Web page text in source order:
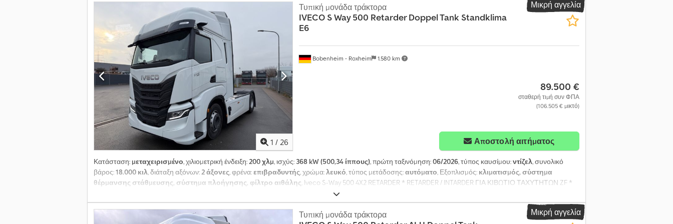
Μικρή αγγελία
1 / 26
Bobenheim - Roxheim 1.580 km
Τυπική μονάδα τράκτορα
IVECO S Way 500 Retarder Doppel Tank Standklima
E6
89.500 €
σταθερή τιμή συν ΦΠΑ
(106.505 € μικτό)
Αποστολή αιτήματος
Κατάσταση: μεταχειρισμένο, χιλιομετρική ένδειξη:200 χλμ, ισχύς: 368 kW (500,34 ίππους), πρώτη ταξινόμηση:06/2026, τύπος καυσίμου:ντίζελ, συνολικό
βάρος:18.000 κιλ, διάταξη αξόνων:2 άξονες, φρένα:επιβραδυντής, χρώμα:λευκό, τύπος μετάδοσης:αυτόματο, Εξοπλισμός: κλιματισμός, σύστημα
θέρμανσης στάθμευσης, σύστημα πλοήγησης, φίλτρο αιθάλης, Iveco S-Way 500 4X2 RETARDER * RETARDER / INTARDER ΓΙΑ ΚΙΒΩΤΙΟ ΤΑΧΥΤΗΤΩΝ ZF *
ΔΙΑΦΑΝΕΣ ΗΛΙΟΣΚΕΠΗ, ΣΤΗΝ ΟΡΟΦΗ ΤΟΥ ΘΑΛΑΜΟΥ ΟΔΗΓΗΣΗΣ * ADAPTIVE CRUISE CONTROL (ACC) * ΑΝΑΡΤΗΣΗ ΦΥΛΛΩΝ / ΑΕΡΟΣ * ΚΙΒΩΤΙΟ
ΤΑΧΥΤΗΤΩΝ 12TX 2250 TD * ΠΡΟΕΤΟΙΜΑΣΙΑ ΓΙΑ ΠΛΑΓΙΟΚΙΝΗΤΗΡΑ, ΠΕΡΙΛΑΜΒΑΝΕΙ * EURO 6E * ΛΕΙΤΟΥΡΓΙΑ ECO – NORMAL – PERFORMANCE *
ΔΟΧΕΙΟ ΑΕΡΑ Αλουμινίου * ΚΑΘΡΕΠΤΕΣ ΜΕ ΚΑΜΕΡΕΣ * ΥΠΟΛΟΓΙΣΤΗΣ ΤΑΜΠΛΟ * ΠΛΟΗΓΗΣΗ * ΚΑΜΕΡΑ ΟΠΙΣΘΗΣ ΟΡΑΣΗΣ * ΔΕΡΜΑΤΙΝΟ ΤΙΜΟΝΙ *
Μικρή αγγελία
Τυπική μονάδα τράκτορα